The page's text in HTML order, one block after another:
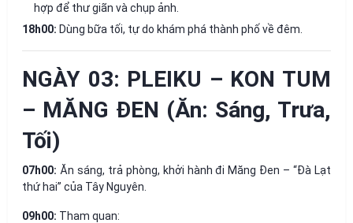
hợp để thư giãn và chụp ảnh.
18h00: Dùng bữa tối, tự do khám phá thành phố về đêm.
NGÀY 03: PLEIKU – KON TUM
– MĂNG ĐEN (Ăn: Sáng, Trưa,
Tối)
07h00: Ăn sáng, trả phòng, khởi hành đi Măng Đen – “Đà Lạt
thứ hai” của Tây Nguyên.
09h00: Tham quan: